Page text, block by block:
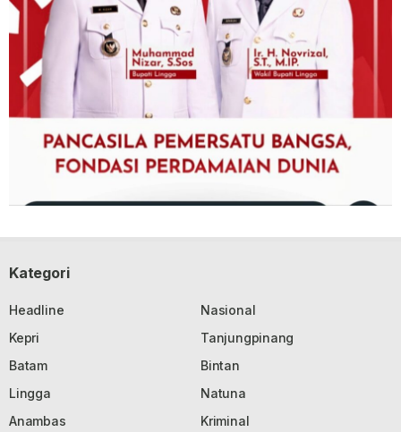
Kategori
Headline
Nasional
Kepri
Tanjungpinang
Batam
Bintan
Lingga
Natuna
Anambas
Kriminal